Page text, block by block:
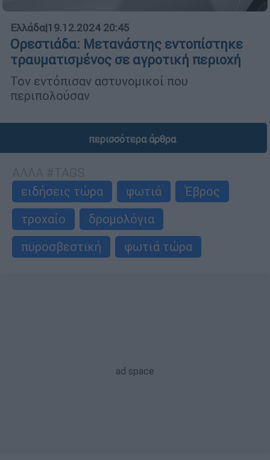
Ελλάδα|19.12.2024 20:45
Ορεστιάδα: Μετανάστης εντοπίστηκε
τραυματισμένος σε αγροτική περιοχή
Τον εντόπισαν αστυνομικοί που
περιπολούσαν
περισσότερα άρθρα
ειδήσεις τώρα
φωτιά
Έβρος
τροχαίο
δρομολόγια
πυροσβεστική
φωτιά τώρα